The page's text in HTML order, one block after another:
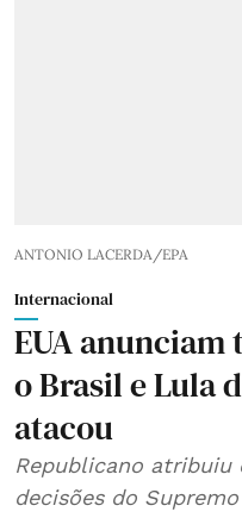
ANTONIO LACERDA/EPA
Internacional
EUA anunciam
o Brasil e Lula
atacou
Republicano atribuiu
decisões do Supremo Tribunal Federal em